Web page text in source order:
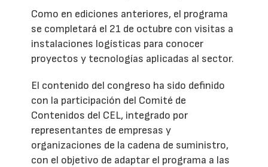
Como en ediciones anteriores, el programa
se completará el 21 de octubre con visitas a
instalaciones logísticas para conocer
proyectos y tecnologías aplicadas al sector.
El contenido del congreso ha sido definido
con la participación del Comité de
Contenidos del CEL, integrado por
representantes de empresas y
organizaciones de la cadena de suministro,
con el objetivo de adaptar el programa a las